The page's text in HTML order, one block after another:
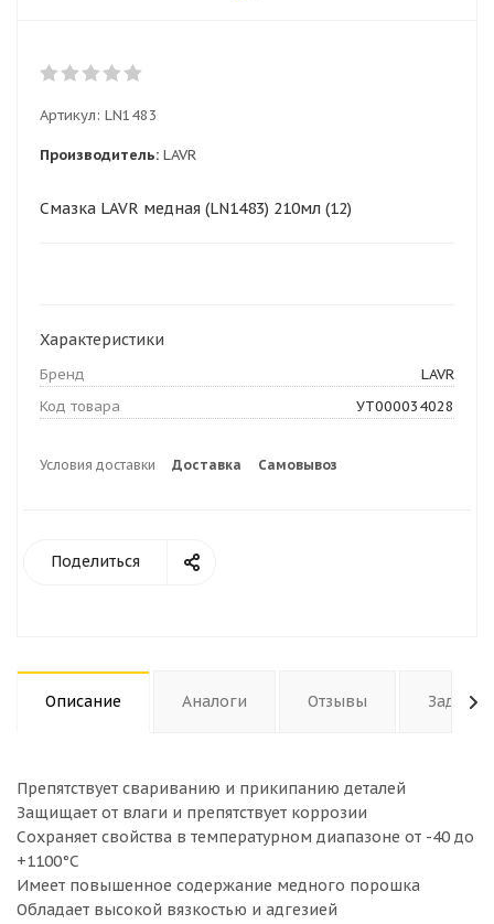
Артикул: LN1483
Производитель: LAVR
Смазка LAVR медная (LN1483) 210мл (12)
Характеристики
Бренд
LAVR
Код товара
УТ000034028
Условия доставки Доставка Самовывоз
Поделиться
Описание Аналоги Отзывы Задать
Препятствует свариванию и прикипанию деталей
Защищает от влаги и препятствует коррозии
Сохраняет свойства в температурном диапазоне от -40 до
+1100°С
Имеет повышенное содержание медного порошка
Обладает высокой вязкостью и адгезией